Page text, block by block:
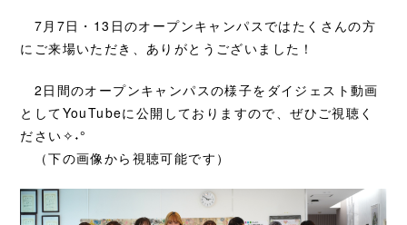
7月7日・13日のオープンキャンパスではたくさんの方
にご来場いただき、ありがとうございました！
2日間のオープンキャンパスの様子をダイジェスト動画
としてYouTubeに公開しておりますので、ぜひご視聴く
ださい✧˖°
（下の画像から視聴可能です）